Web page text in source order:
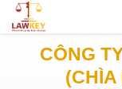
CÔNG